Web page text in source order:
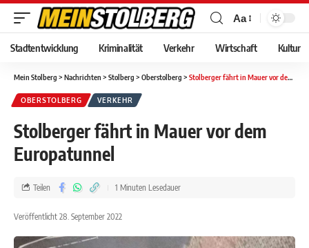
Aa
Stadtentwicklung Kriminalität Verkehr Wirtschaft Kultur
Mein Stolberg > Nachrichten > Stolberg > Oberstolberg > Stolberger fährt in Mauer vor dem Europatunnel
OBERSTOLBERG VERKEHR
Stolberger fährt in Mauer vor dem
Europatunnel
Veröffentlicht 28. September 2022
Teilen 1 Minuten Lesedauer